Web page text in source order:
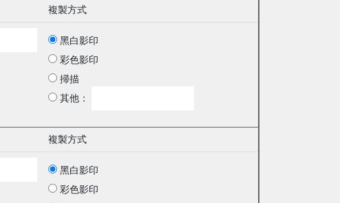
複製方式
黑白影印
彩色影印
掃描
其他：
複製方式
黑白影印
彩色影印